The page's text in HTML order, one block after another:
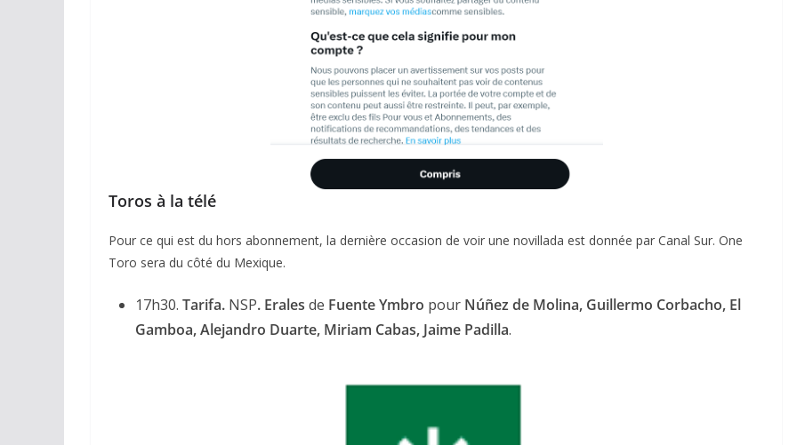
Toros à la télé
Pour ce qui est du hors abonnement, la dernière occasion de voir une novillada est donnée par Canal Sur. One
Toro sera du côté du Mexique.
17h30. Tarifa. NSP. Erales de Fuente Ymbro pour Núñez de Molina, Guillermo Corbacho, El
Gamboa, Alejandro Duarte, Miriam Cabas, Jaime Padilla.
ACTUALITÉS TAURINES
CHRONIQUES TAURINES 2026
Arles : au seuil des
espérances.
ACTUALITÉS TAURINES
Istres : la feria des